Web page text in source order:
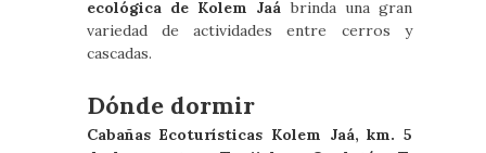
ecológica de Kolem Jaábrinda una gran
variedad de actividades entre cerros y
cascadas.
Dónde dormir
Cabañas Ecoturísticas Kolem Jaá, km. 5